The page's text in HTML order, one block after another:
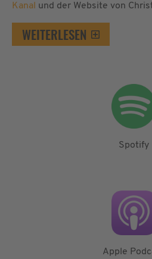
Kanal und der Website von
WEITERLESEN
Spotify
Apple